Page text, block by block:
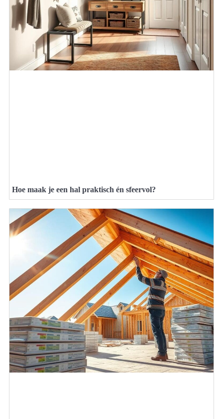
Hoe maak je een hal praktisch én sfeervol?